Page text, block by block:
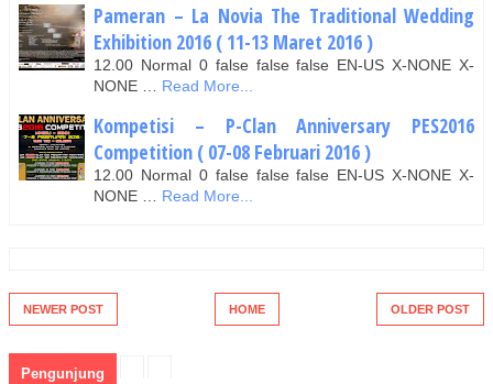
Pameran – La Novia The Traditional Wedding
Exhibition 2016 ( 11-13 Maret 2016 )
12.00 Normal 0 false false false EN-US X-NONE X-
NONE … Read More...
Kompetisi – P-Clan Anniversary PES2016
Competition ( 07-08 Februari 2016 )
12.00 Normal 0 false false false EN-US X-NONE X-
NONE …
Read More...
NEWER POST OLDER POST
HOME
Pengunjung